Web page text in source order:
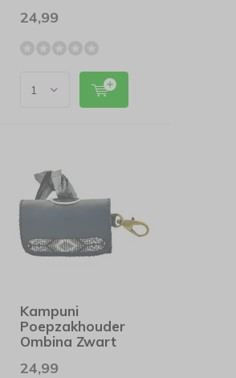
24,99
Kampuni
Poepzakhouder
Ombina Zwart
24,99